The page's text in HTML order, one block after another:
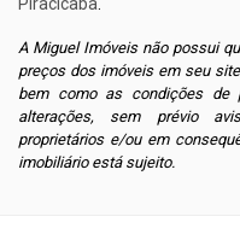
A Miguel Imóveis não possui
preços dos imóveis em seu
bem como as condições de
alterações, sem prévio
proprietários e/ou em
imobiliário está sujeito.